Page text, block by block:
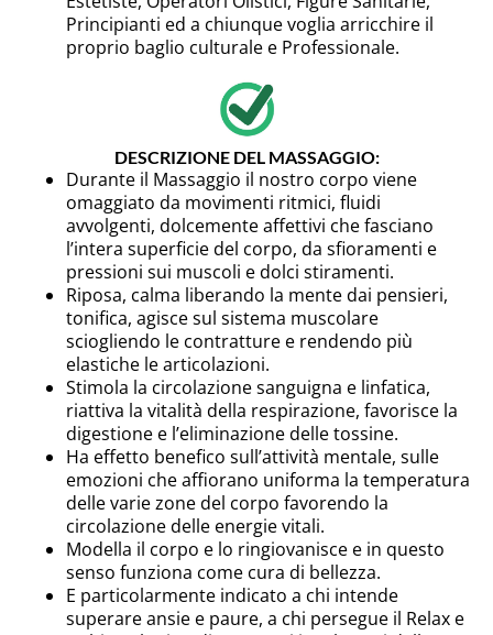
Principianti ed a chiunque voglia arricchire il
proprio baglio culturale e Professionale.
DESCRIZIONE DEL MASSAGGIO:
Durante il Massaggio il nostro corpo viene
omaggiato da movimenti ritmici, fluidi
avvolgenti, dolcemente affettivi che fasciano
l’intera superficie del corpo, da sfioramenti e
pressioni sui muscoli e dolci stiramenti.
Riposa, calma liberando la mente dai pensieri,
tonifica, agisce sul sistema muscolare
sciogliendo le contratture e rendendo più
elastiche le articolazioni.
Stimola la circolazione sanguigna e linfatica,
riattiva la vitalità della respirazione, favorisce la
digestione e l’eliminazione delle tossine.
Ha effetto benefico sull’attività mentale, sulle
emozioni che affiorano uniforma la temperatura
delle varie zone del corpo favorendo la
circolazione delle energie vitali.
Modella il corpo e lo ringiovanisce e in questo
senso funziona come cura di bellezza.
E particolarmente indicato a chi intende
superare ansie e paure, a chi persegue il Relax e